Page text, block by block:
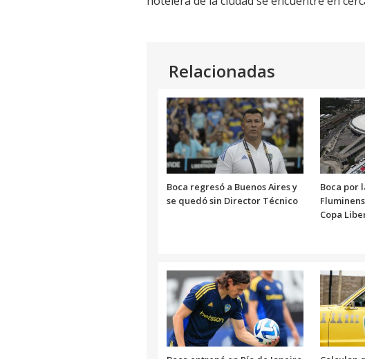
Relacionadas
Boca regresó a Buenos Aires y
se quedó sin Director Técnico
Boca por
Copa